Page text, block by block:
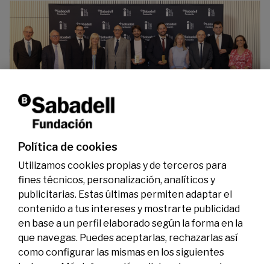
La Fundación Banco Sabadell reconoce a dos
investigadores en los ámbitos de la edición del
genoma y la energía limpia
07/07/2026 Premios
Legal Actividad Social
Política de cookies
Utilizamos cookies propias y de terceros para
fines técnicos, personalización, analíticos y
publicitarias. Estas últimas permiten adaptar el
contenido a tus intereses y mostrarte publicidad
en base a un perfil elaborado según la forma en la
que navegas. Puedes aceptarlas, rechazarlas así
como configurar las mismas en los siguientes